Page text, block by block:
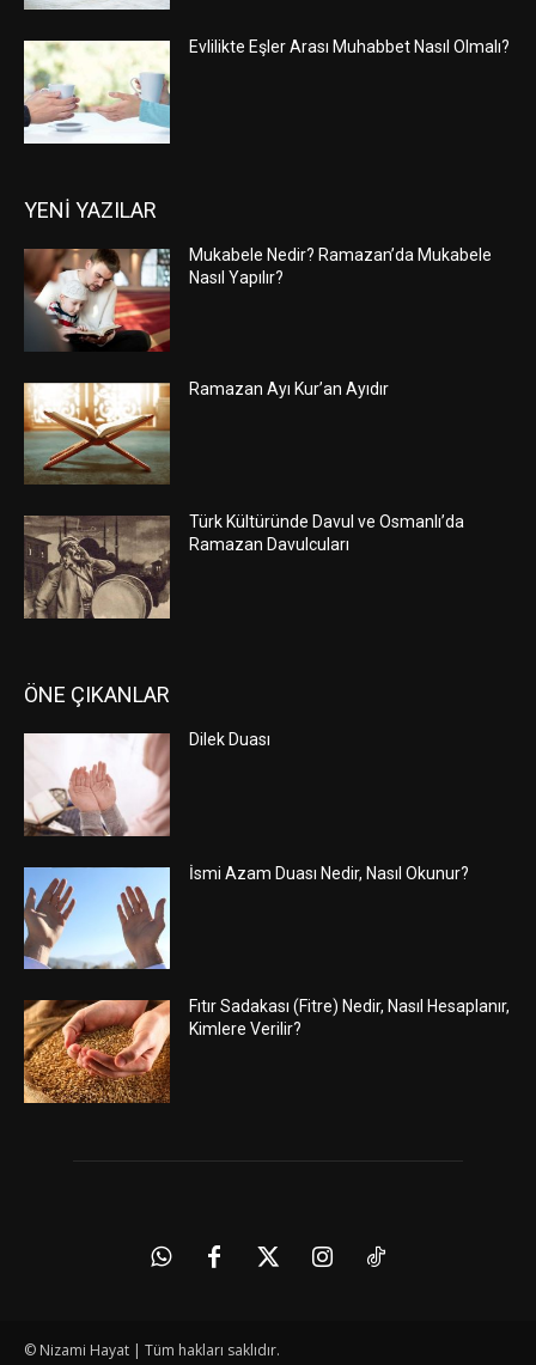
Evlilikte Eşler Arası Muhabbet Nasıl Olmalı?
YENİ YAZILAR
Mukabele Nedir? Ramazan’da Mukabele
Nasıl Yapılır?
Ramazan Ayı Kur’an Ayıdır
Türk Kültüründe Davul ve Osmanlı’da
Ramazan Davulcuları
ÖNE ÇIKANLAR
Dilek Duası
İsmi Azam Duası Nedir, Nasıl Okunur?
Fıtır Sadakası (Fitre) Nedir, Nasıl Hesaplanır,
Kimlere Verilir?
© Nizami Hayat | Tüm hakları saklıdır.